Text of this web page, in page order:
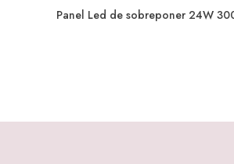
Panel Led de sobreponer 24W